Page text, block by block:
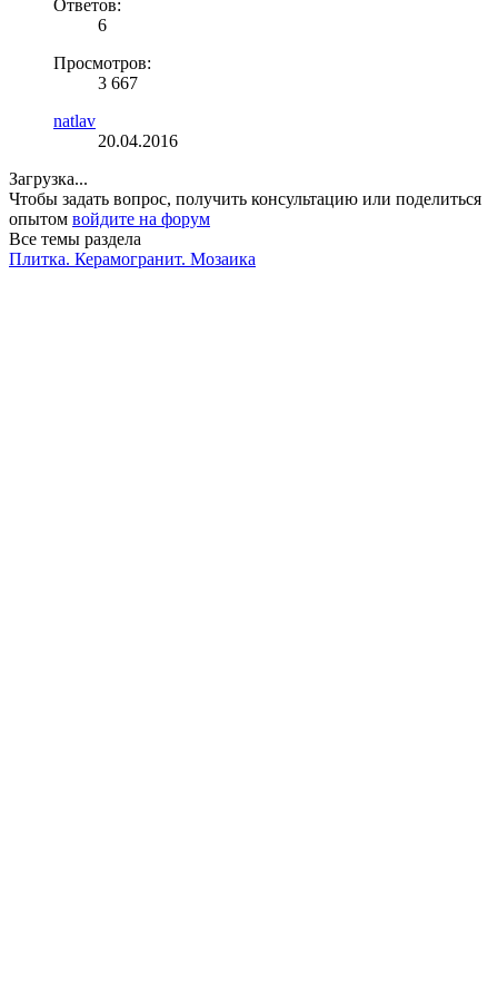
Ответов:
6
Просмотров:
3 667
natlav
20.04.2016
Загрузка...
Чтобы задать вопрос, получить консультацию или поделиться
опытом войдите на форум
Все темы раздела
Плитка. Керамогранит. Мозаика